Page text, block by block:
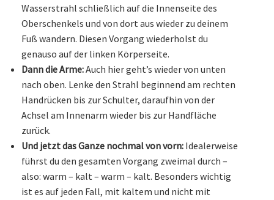
Wasserstrahl schließlich auf die Innenseite des
Oberschenkels und von dort aus wieder zu deinem
Fuß wandern. Diesen Vorgang wiederholst du
genauso auf der linken Körperseite.
Dann die Arme:Auch hier geht’s wieder von unten
nach oben. Lenke den Strahl beginnend am rechten
Handrücken bis zur Schulter, daraufhin von der
Achsel am Innenarm wieder bis zur Handfläche
zurück.
Und jetzt das Ganze nochmal von vorn: Idealerweise
führst du den gesamten Vorgang zweimal durch –
also: warm – kalt – warm – kalt. Besonders wichtig
ist es auf jeden Fall, mit kaltem und nicht mit